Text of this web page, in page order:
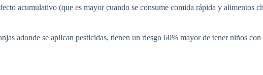
acumulativo (que es mayor cuando se consume comida rápida y alimentos
adonde se aplican pesticidas, tienen un riesgo 60% mayor de tener niños con